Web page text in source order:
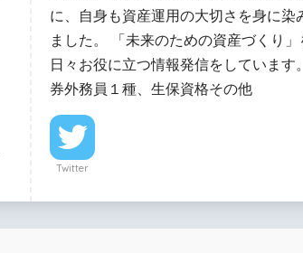
に、自身も資産運用の大切さを身に染
ました。 「未来のための資産づくり
日々お役に立つ情報発信をしています
券外務員１種、生保資格その他
Twitter